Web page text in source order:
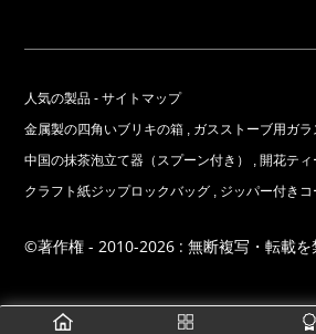
人気の製品 -サイトマップ
金属製の四角いブリキの箱 , ガスストーブ用ガラ
中国の抹茶泡立て器（スプーン付き）
, 開花ティ
クラフト紙ジップロックバッグ , ジッパー付き
©著作権 - 2010-2026 : 無断複写・転載を